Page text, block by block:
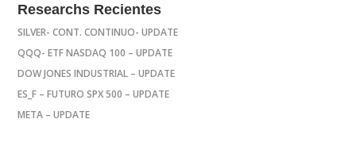
Researchs Recientes
SILVER- CONT. CONTINUO- UPDATE
QQQ- ETF NASDAQ 100 – UPDATE
DOW JONES INDUSTRIAL – UPDATE
ES_F – FUTURO SPX 500 – UPDATE
META – UPDATE